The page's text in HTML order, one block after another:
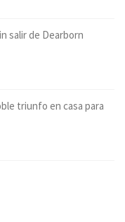
salir de Dearborn
triunfo en casa para